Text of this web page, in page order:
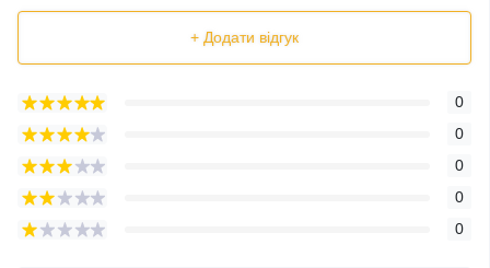
+ Додати відгук
0
0
0
0
0